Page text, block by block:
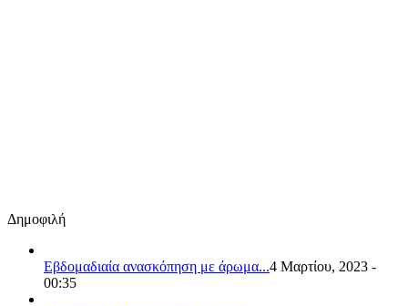
Δημοφιλή
Εβδομαδιαία ανασκόπηση με άρωμα...4 Μαρτίου, 2023 -
00:35